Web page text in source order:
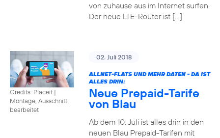
von zuhause aus im Internet surfen.
Der neue LTE-Router ist […]
Credits: Placeit |
Montage, Ausschnitt
bearbeitet
02. Juli 2018
ALLNET-FLATS UND MEHR DATEN - DA IST
ALLES DRIN:
Neue Prepaid-Tarife
von Blau
Ab dem 10. Juli ist alles drin in den
neuen Blau Prepaid-Tarifen mit